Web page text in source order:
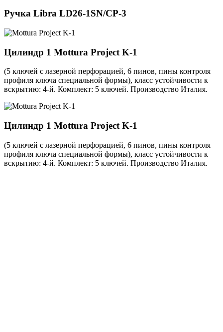
Ручка Libra LD26-1SN/CP-3
Цилиндр 1 Mottura Project K-1
(5 ключей с лазерной перфорацией, 6 пинов, пины контроля
профиля ключа специальной формы), класс устойчивости к
вскрытию: 4-й. Комплект: 5 ключей. Производство Италия.
Цилиндр 1 Mottura Project K-1
(5 ключей с лазерной перфорацией, 6 пинов, пины контроля
профиля ключа специальной формы), класс устойчивости к
вскрытию: 4-й. Комплект: 5 ключей. Производство Италия.